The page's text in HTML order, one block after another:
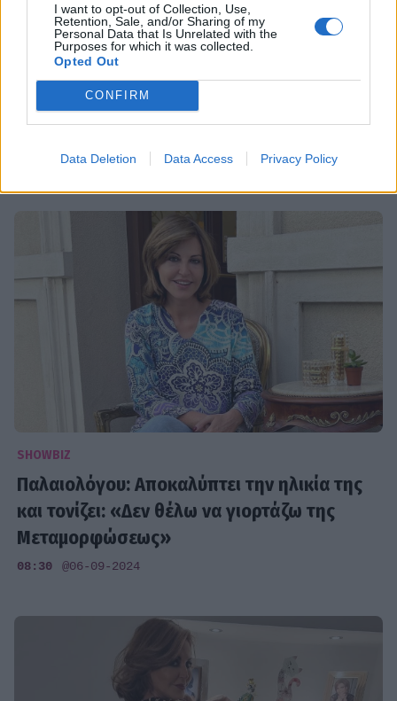
I want to opt-out of Collection, Use,
Retention, Sale, and/or Sharing of my
Personal Data that Is Unrelated with the
Purposes for which it was collected.
Opted Out
CONFIRM
Data Deletion Data Access Privacy Policy
SHOWBIZ
Παλαιολόγου: «Κάθε φορά πήγαινα να το
αντιμετωπίσω, αλλά όταν έφευγα έπεφτα
στο τιμόνι και έκλαιγα»
@07-09-2024
SHOWBIZ
Παλαιολόγου: Αποκαλύπτει την ηλικία της
και τονίζει: «Δεν θέλω να γιορτάζω της
Μεταμορφώσεως»
08:30 @06-09-2024